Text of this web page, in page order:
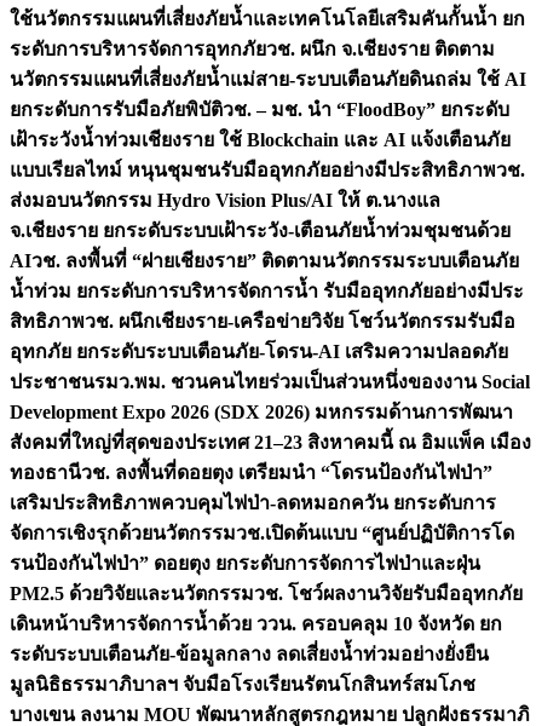
ใช้นวัตกรรมแผนที่เสี่ยงภัยน้ำและเทคโนโลยีเสริมคันกั้นน้ำ ยก
ระดับการบริหารจัดการอุทกภัยวช. ผนึก จ.เชียงราย ติดตาม
นวัตกรรมแผนที่เสี่ยงภัยน้ำแม่สาย-ระบบเตือนภัยดินถล่ม ใช้ AI
ยกระดับการรับมือภัยพิบัติวช. – มช. นำ “FloodBoy” ยกระดับ
เฝ้าระวังน้ำท่วมเชียงราย ใช้ Blockchain และ AI แจ้งเตือนภัย
แบบเรียลไทม์ หนุนชุมชนรับมืออุทกภัยอย่างมีประสิทธิภาพวช.
ส่งมอบนวัตกรรม Hydro Vision Plus/AI ให้ ต.นางแล
จ.เชียงราย ยกระดับระบบเฝ้าระวัง-เตือนภัยน้ำท่วมชุมชนด้วย
AIวช. ลงพื้นที่ “ฝายเชียงราย” ติดตามนวัตกรรมระบบเตือนภัย
น้ำท่วม ยกระดับการบริหารจัดการน้ำ รับมืออุทกภัยอย่างมีประ
สิทธิภาพวช. ผนึกเชียงราย-เครือข่ายวิจัย โชว์นวัตกรรมรับมือ
อุทกภัย ยกระดับระบบเตือนภัย-โดรน-AI เสริมความปลอดภัย
ประชาชนรมว.พม. ชวนคนไทยร่วมเป็นส่วนหนึ่งของงาน Social
Development Expo 2026 (SDX 2026) มหกรรมด้านการพัฒนา
สังคมที่ใหญ่ที่สุดของประเทศ 21–23 สิงหาคมนี้ ณ อิมแพ็ค เมือง
ทองธานีวช. ลงพื้นที่ดอยตุง เตรียมนำ “โดรนป้องกันไฟป่า”
เสริมประสิทธิภาพควบคุมไฟป่า-ลดหมอกควัน ยกระดับการ
จัดการเชิงรุกด้วยนวัตกรรมวช.เปิดต้นแบบ “ศูนย์ปฏิบัติการโด
รนป้องกันไฟป่า” ดอยตุง ยกระดับการจัดการไฟป่าและฝุ่น
PM2.5 ด้วยวิจัยและนวัตกรรมวช. โชว์ผลงานวิจัยรับมืออุทกภัย
เดินหน้าบริหารจัดการน้ำด้วย ววน. ครอบคลุม 10 จังหวัด ยก
ระดับระบบเตือนภัย-ข้อมูลกลาง ลดเสี่ยงน้ำท่วมอย่างยั่งยืน
มูลนิธิธรรมาภิบาลฯ จับมือโรงเรียนรัตนโกสินทร์สมโภช
บางเขน ลงนาม MOU พัฒนาหลักสูตรกฎหมาย ปลูกฝังธรรมาภิ